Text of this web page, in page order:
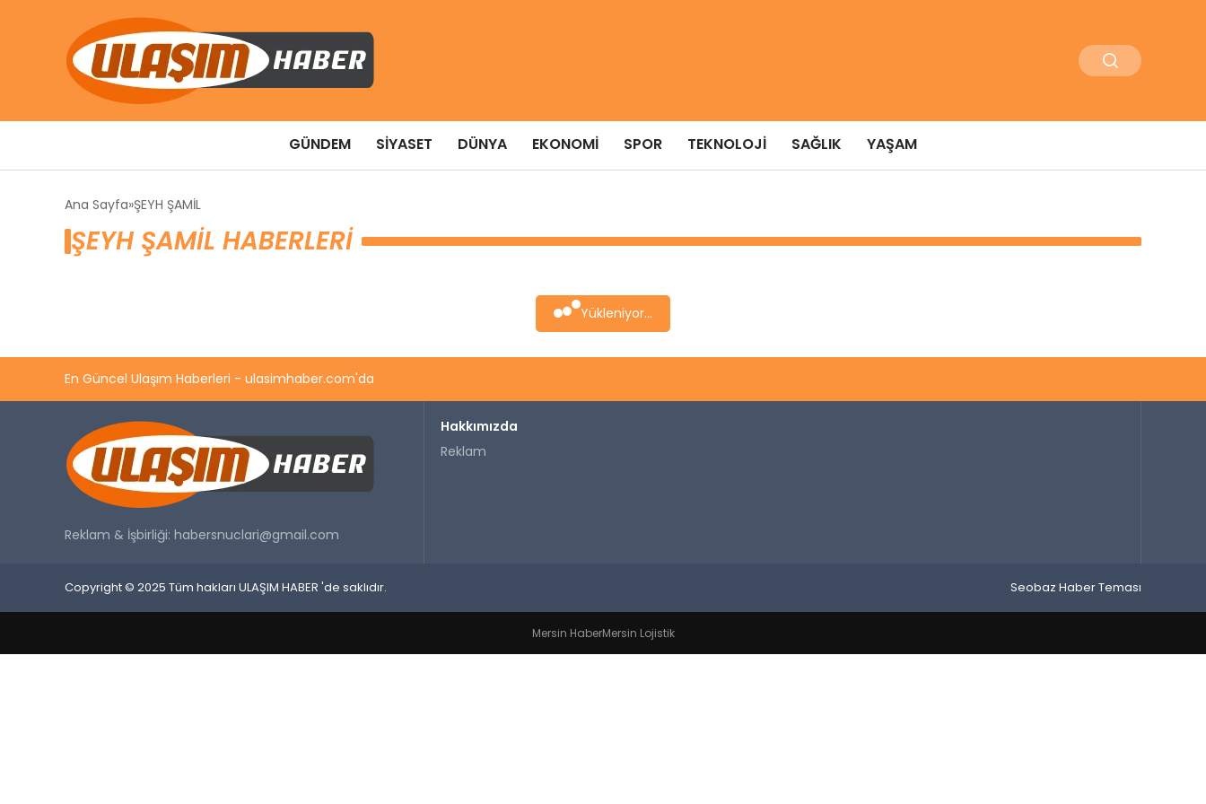
GÜNDEM SIYASET DÜNYA EKONOMI SPOR TEKNOLOJI SAĞLIK YAŞAM
Ana Sayfa ŞEYH ŞAMİL
ŞEYH ŞAMİL HABERLERI
Yükleniyor...
En Güncel Ulaşım Haberleri - ulasimhaber.com'da
Reklam & İşbirliği: habersnuclari@gmail.com
Hakkımızda
Reklam
Copyright © 2025 Tüm hakları ULAŞIM HABER 'de saklıdır. Seobaz Haber Teması
Mersin HaberMersin Lojistik